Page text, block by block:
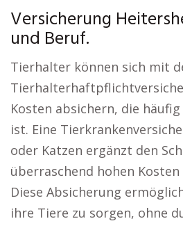
Versicherung
und Beruf.
Tierhalter können sich mit
Kosten absichern, die
ist. Eine
oder Katzen ergänzt den
überraschend hohen
Diese Absicherung
ihre Tiere zu sorgen, ohne